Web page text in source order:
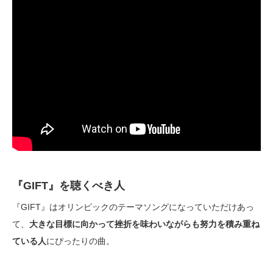
『GIFT』を聴くべき人
『GIFT』はオリンピックのテーマソングになっていただけあっ
て、 大きな目標に向かって挫折を味わいながらも努力を積み重ね
ている人にぴったりの曲。